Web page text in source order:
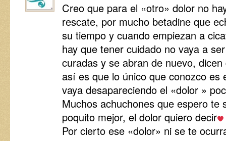
Creo que para el «otro» dolor no
rescate, por mucho betadine que
su tiempo y cuando empiezan a
hay que tener cuidado no vaya a
curadas y se abran de nuevo,
así es que lo único que conozco es
vaya desapareciendo el «dolor »
Muchos achuchones que espero te
poquito mejor, el dolor quiero decir
Por cierto ese «dolor» ni se te